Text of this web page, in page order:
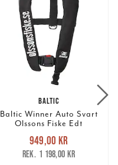
BALTIC
Baltic Winner Auto Svart
Olssons Fiske Edt
Nuvarande pris
949,00 krTidigare pris
1 198,00 kr
949,00 kr
1 198,00 kr